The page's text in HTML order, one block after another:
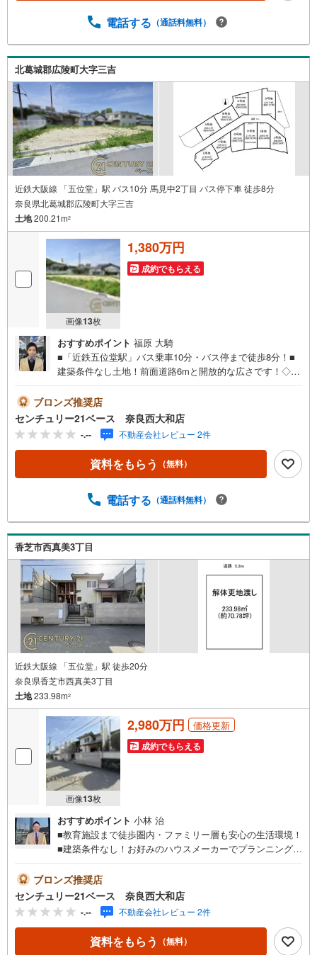
「資料をもらう」「見学予約をする」からエントリーくだ
わせください。-----------------------------
電話する （通話料無料）
北葛城郡広陵町大字三吉
近鉄大阪線 「五位堂」駅 バス10分 馬見中2丁目 バス停下車 徒歩8分
奈良県北葛城郡広陵町大字三吉
土地200.21m2
画像13枚
1,380万円
成約でもらえる
おすすめポイント 福原 大騎
■「近鉄五位堂駅」バス乗車10分・バス停まで徒歩8分！■
建築条件なし土地！前面道路6mと開放的な広さです！◇ご
のお時間でもご見学可！・今から見たい！というお声にも
ご対応できます！◇住宅ローンもお任せください！◇・提
携銀行多数あり（地方銀行・都市銀行・信用金庫etc）・優
遇後適用金利 0.875％～（審査内容により異なります）---
◇◇ Yahoo！不動産キャンペーン対象店舗 ◇◇ ----当店で
物件を成約いただくとPayPayボーナスライトがもらえる
ます。「資料をもらう」「見学予約をする」からエントリ
問い合わせください。-----------------------------
ブロンズ推奨店
センチュリー21ベース 奈良西大和店
-.-- 不動産会社レビュー 2件
資料をもらう （無料）
電話する （通話料無料）
香芝市西真美3丁目
近鉄大阪線 「五位堂」駅 徒歩20分
奈良県香芝市西真美3丁目
土地233.98m2
画像13枚
2,980万円 価格更新
成約でもらえる
おすすめポイント 小林 治
■教育施設まで徒歩圏内・ファミリー層も安心の生活環境！
■建築条件なし！お好みのハウスメーカーでプランニング可
事終わりのお時間でもご見学可！・今から見たい！という
お声にもご対応できます！◇住宅ローンもお任せくださ
い！◇・提携銀行多数あり（地方銀行・都市銀行・信用金
庫etc）・優遇後適用金利 0.875％～（審査内容により異な
ります）--- ◇◇ Yahoo！不動産キャンペーン対象店舗 ◇◇
----当店で物件を成約いただくとPayPayボーナスライトが
ブロンズ推奨店
センチュリー21ベース 奈良西大和店
-.-- 不動産会社レビュー 2件
資料をもらう （無料）